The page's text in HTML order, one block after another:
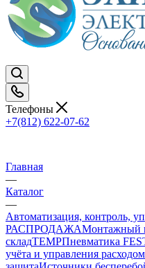
Телефоны
+7(812) 622-07-62
Главная
—
Каталог
—
Автоматизация, контроль,
РАСПРОДАЖАМонтажный
складTEMPПневматика
учёта и управления расходом